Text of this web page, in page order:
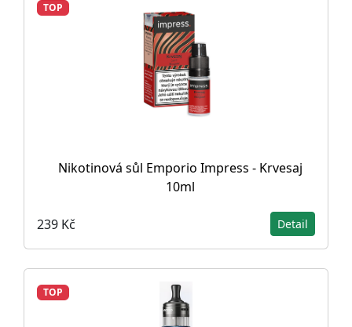
TOP
Nikotinová sůl Emporio Impress - Krvesaj
10ml
239 Kč Detail
TOP